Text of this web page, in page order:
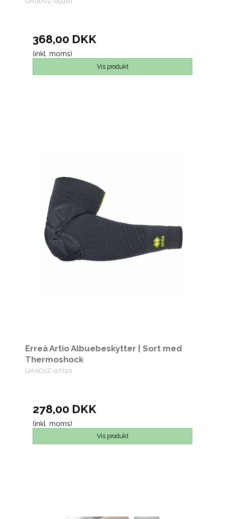
368,00 DKK
(inkl. moms)
Vis produkt
Erreà Artio Albuebeskytter | Sort med
Thermoshock
UA0C0Z-07720
278,00 DKK
(inkl. moms)
Vis produkt